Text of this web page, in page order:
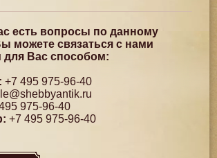
есть вопросы по данному
можете связаться с нами
Вас способом:
+7 495 975-96-40
975-96-40
+7 495 975-96-40